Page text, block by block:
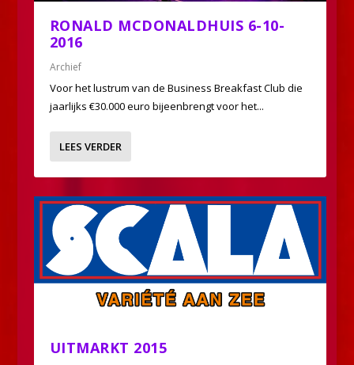
RONALD MCDONALDHUIS 6-10-
2016
Archief
Voor het lustrum van de Business Breakfast Club die
jaarlijks €30.000 euro bijeenbrengt voor het...
LEES VERDER
UITMARKT 2015